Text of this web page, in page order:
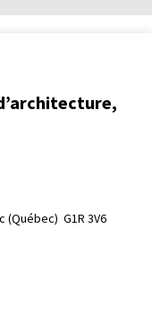
(Québec)  G1R 3V6